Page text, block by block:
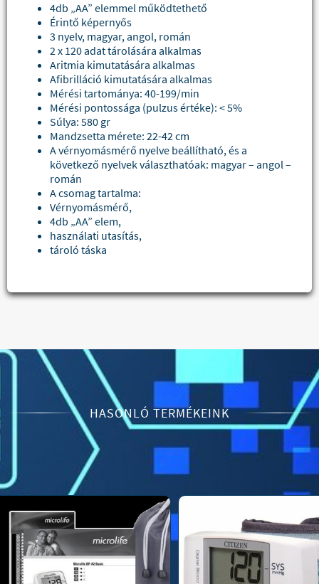
4db „AA” elemmel működtethető
Érintő képernyős
3 nyelv, magyar, angol, román
2 x 120 adat tárolására alkalmas
Aritmia kimutatására alkalmas
Afibrilláció kimutatására alkalmas
Mérési tartománya: 40-199/min
Mérési pontossága (pulzus értéke): < 5%
Súlya: 580 gr
Mandzsetta mérete: 22-42 cm
A vérnyomásmérő nyelve beállítható, és a
következő nyelvek választhatóak: magyar – angol –
román
A csomag tartalma:
Vérnyomásmérő,
4db „AA” elem,
használati utasítás,
tároló táska
HASONLÓ TERMÉKEINK